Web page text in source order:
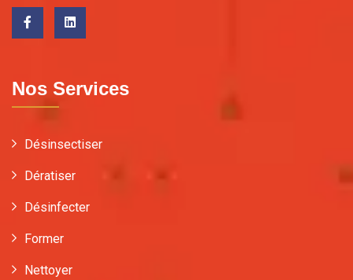
Nos Services
Désinsectiser
Dératiser
Désinfecter
Former
Nettoyer